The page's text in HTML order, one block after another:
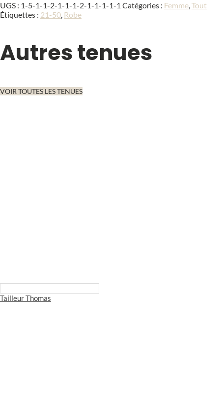
UGS : 1-5-1-1-2-1-1-1-2-1-1-1-1-1 Catégories : Femme,Tout
Étiquettes : 21-50, Robe
Autres tenues
VOIR TOUTES LES TENUES
Tailleur Thomas